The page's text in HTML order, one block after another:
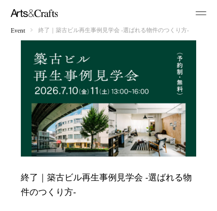
Event 終了｜築古ビル再生事例見学会 -選ばれる物件のつくり方-
終了｜築古ビル再生事例見学会 -選ばれる物
件のつくり方-